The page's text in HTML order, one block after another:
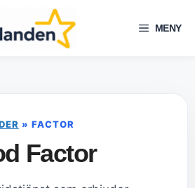
MENY
» FACTOR
Factor